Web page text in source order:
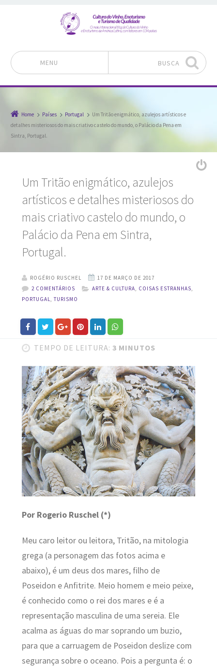
MENU BUSCA
Home Países Portugal
Um Tritão enigmático, azulejos artísticos e
detalhes misteriosos do mais criativo castelo do mundo, o Palácio da Pena em
Sintra, Portugal.
Um Tritão enigmático, azulejos
artísticos e detalhes misteriosos do
mais criativo castelo do mundo, o
Palácio da Pena em Sintra,
Portugal.
ROGÉRIO RUSCHEL
2 COMENTÁRIOS
ARTE & CULTURA COISAS ESTRANHAS
PORTUGAL
,TURISMO
TEMPO DE LEITURA: 3 MINUTOS
Por Rogerio Ruschel (*)
Meu caro leitor ou leitora, Tritão, na mitologia
grega (a personagem das fotos acima e
abaixo), é um deus dos mares, filho de
Poseidon e Anfitrite. Meio homem e meio peixe,
é conhecido como o rei dos mares e é a
representação masculina de uma sereia. Ele
acalma as águas do mar soprando um buzio,
para que a carruagem de Poseidon deslize com
segurança sobre o oceano. Pois a pergunta é: o